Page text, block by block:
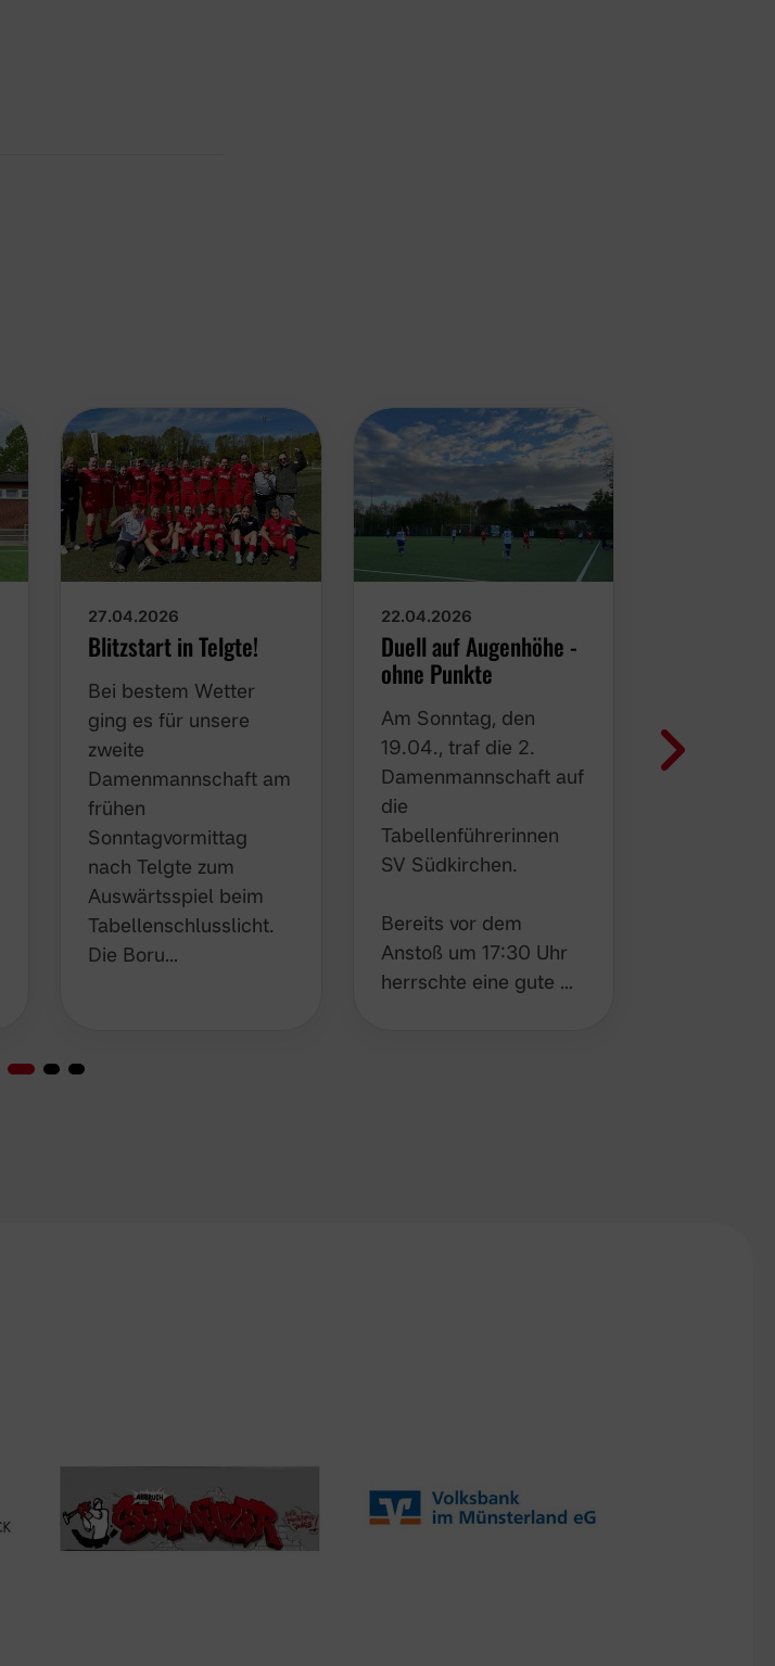
27.04.2026
Blitzstart in Telgte!
Bei bestem Wetter
ging es für unsere
zweite
Damenmannschaft am
frühen
Sonntagvormittag
nach Telgte zum
Auswärtsspiel beim
Tabellenschlusslicht.
Die Boru…
22.04.2026
Duell auf Augenhöhe -
ohne Punkte
Am Sonntag, den
19.04., traf die 2.
Damenmannschaft auf
die
Tabellenführerinnen
SV Südkirchen.
Bereits vor dem
Anstoß um 17:30 Uhr
herrschte eine gute …
Mittwoch